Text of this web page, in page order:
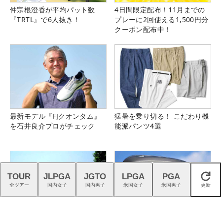
仲宗根澄香が平均パット数
『TRTL』で6人抜き！
4日間限定配布！11月までの
プレーに2回使える1,500円分
クーポン配布中！
最新モデル『FJクオンタム』
を石井良介プロがチェック
猛暑を乗り切る！ こだわり機
能派パンツ4選
閉じる
TOUR
全ツアー
JLPGA
国内女子
JGTO
国内男子
LPGA
米国女子
PGA
米国男子 更新